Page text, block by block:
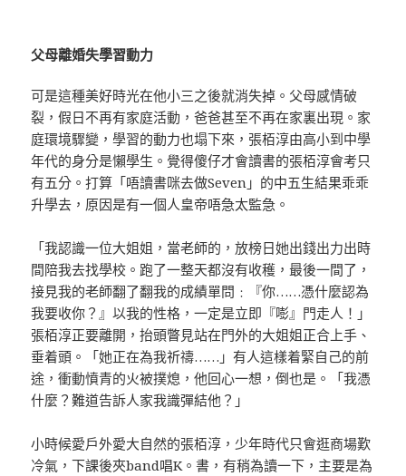
父母離婚失學習動力
可是這種美好時光在他小三之後就消失掉。父母感情破
裂，假日不再有家庭活動，爸爸甚至不再在家裏出現。家
庭環境驟變，學習的動力也塌下來，張栢淳由高小到中學
年代的身分是懶學生。覺得傻仔才會讀書的張栢淳會考只
有五分。打算「唔讀書咪去做Seven」的中五生結果乖乖
升學去，原因是有一個人皇帝唔急太監急。
「我認識一位大姐姐，當老師的，放榜日她出錢出力出時
間陪我去找學校。跑了一整天都沒有收穫，最後一間了，
接見我的老師翻了翻我的成績單問﹕『你……憑什麼認為
我要收你？』以我的性格，一定是立即『嘭』門走人！」
張栢淳正要離開，抬頭瞥見站在門外的大姐姐正合上手、
垂着頭。「她正在為我祈禱……」有人這樣着緊自己的前
途，衝動憤青的火被撲熄，他回心一想，倒也是。「我憑
什麼？難道告訴人家我識彈結他？」
小時候愛戶外愛大自然的張栢淳，少年時代只會逛商場歎
冷氣，下課後夾band唱K。書，有稍為讀一下，主要是為